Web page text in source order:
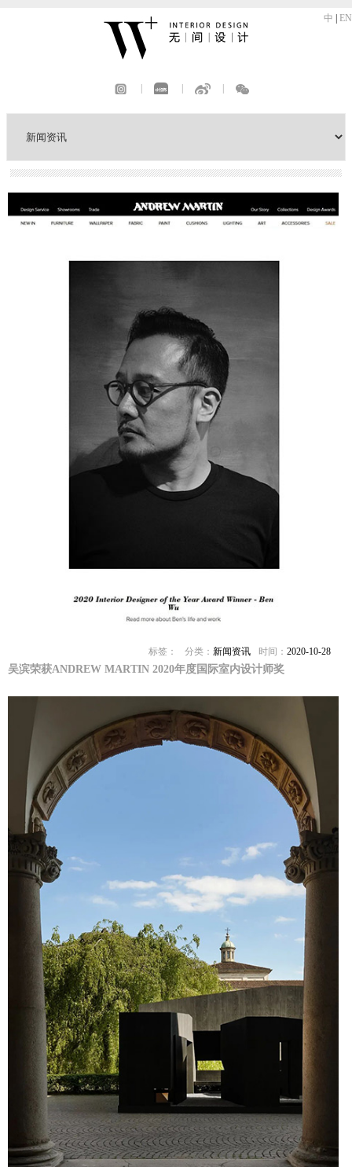
中 EN
时间：2020-10-28
分类：新闻资讯
标签：
吴滨荣获ANDREW MARTIN 2020年度国际室内设计师奖